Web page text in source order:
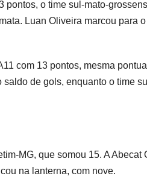
o time sul-mato-
Luan Oliveira marcou para
com 13 pontos, mesma
de gols, enquanto o time
MG, que somou 15. A Abecat
na lanterna, com nove.